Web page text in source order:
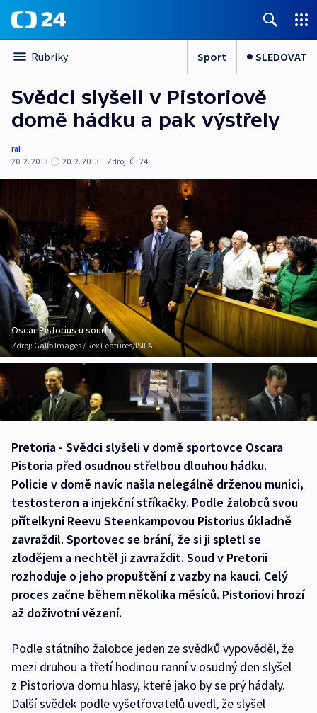
Rubriky Sport SLEDOVAT
Svědci slyšeli v Pistoriově
domě hádku a pak výstřely
rai
20. 2. 2013
20. 2. 2013 | Zdroj: ČT24
Oscar Pistorius u soudu
Zdroj: Gallo Images / Rex Features/ISIFA
Pretoria - Svědci slyšeli v domě sportovce Oscara
Pistoria před osudnou střelbou dlouhou hádku.
Policie v domě navíc našla nelegálně drženou munici,
testosteron a injekční stříkačky. Podle žalobců svou
přítelkyni Reevu Steenkampovou Pistorius úkladně
zavraždil. Sportovec se brání, že si ji spletl se
zlodějem a nechtěl ji zavraždit. Soud v Pretorii
rozhoduje o jeho propuštění z vazby na kauci. Celý
proces začne během několika měsíců. Pistoriovi hrozí
až doživotní vězení.
Podle státního žalobce jeden ze svědků vypověděl, že
mezi druhou a třetí hodinou ranní v osudný den slyšel
z Pistoriova domu hlasy, které jako by se prý hádaly.
Další svědek podle vyšetřovatelů uvedl, že slyšel